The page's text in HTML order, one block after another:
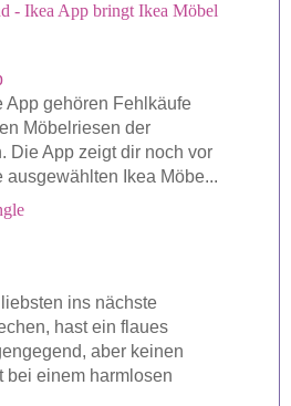
- Ikea App bringt Ikea Möbel
App gehören Fehlkäufe
Möbelriesen der
Die App zeigt dir noch vor
ausgewählten Ikea Möbe...
ins nächste
hast ein flaues
aber keinen
bei einem harmlosen